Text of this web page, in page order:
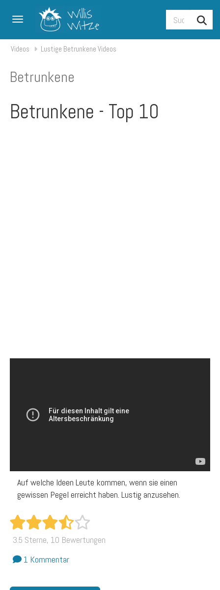
Toggle navigation
Videos Lustige Betrunkene Videos
Betrunkene
Betrunkene - Top 10
Auf welche Ideen Leute kommen, wenn sie einen
gewissen Pegel erreicht haben. Lustig anzusehen.
3.5 Sterne, 10 Bewertungen
1 Kommentar